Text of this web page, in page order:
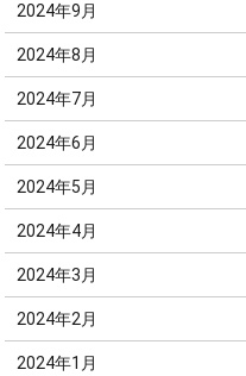
2024年9月
2024年8月
2024年7月
2024年6月
2024年5月
2024年4月
2024年3月
2024年2月
2024年1月